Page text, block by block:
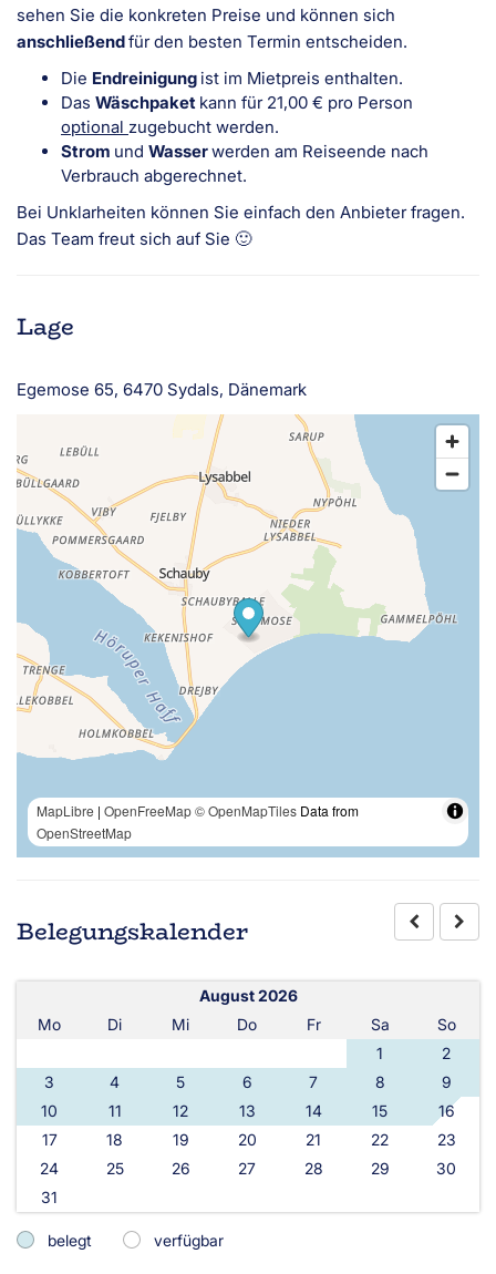
sehen Sie die konkreten Preise und können sich
anschließendfür den besten Termin entscheiden.
Die Endreinigung ist im Mietpreis enthalten.
Das Wäschpaket kann für 21,00 € pro Person
optional zugebucht werden.
Strom und Wasserwerden am Reiseende nach
Verbrauch abgerechnet.
Bei Unklarheiten können Sie einfach den Anbieter fragen.
Das Team freut sich auf Sie 🙂
Lage
Egemose 65, 6470 Sydals, Dänemark
MapLibre | OpenFreeMap© OpenMapTiles Data from
OpenStreetMap
Belegungskalender
August 2026
Mo
Di Mi Do Fr Sa
So
1
2
3
4 5 6 7 8
9
10
11 12 13 14 15
16
17
18 19 20 21 22
23
24
25 26 27 28 29
30
31
belegt verfügbar